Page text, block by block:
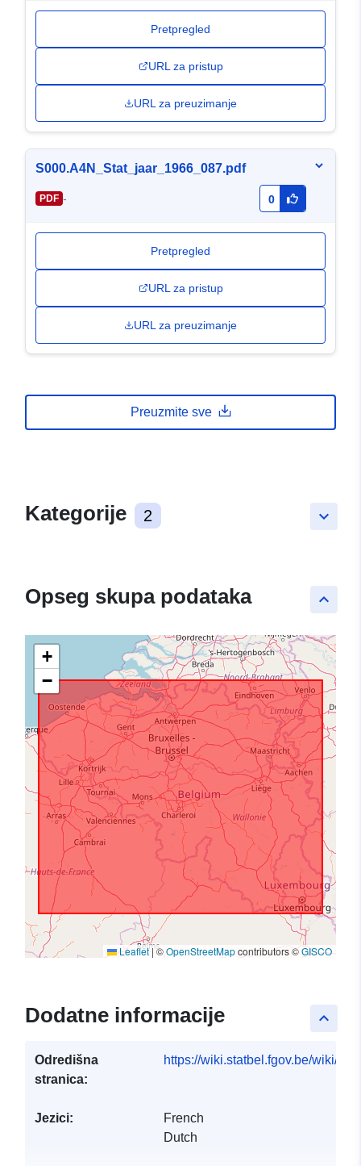
Pretpregled
URL za pristup
URL za preuzimanje
S000.A4N_Stat_jaar_1966_087.pdf
PDF - 0
Pretpregled
URL za pristup
URL za preuzimanje
Preuzmite sve
keyboard_arrow_down
Kategorije 2
keyboard_arrow_up
Opseg skupa podataka
+
−
Leaflet|©OpenStreetMapcontributors ©GISCO
keyboard_arrow_up
Dodatne informacije
Odredišna
stranica:
https://wiki.statbel.fgov.be/wiki/
Jezici:
French
Dutch